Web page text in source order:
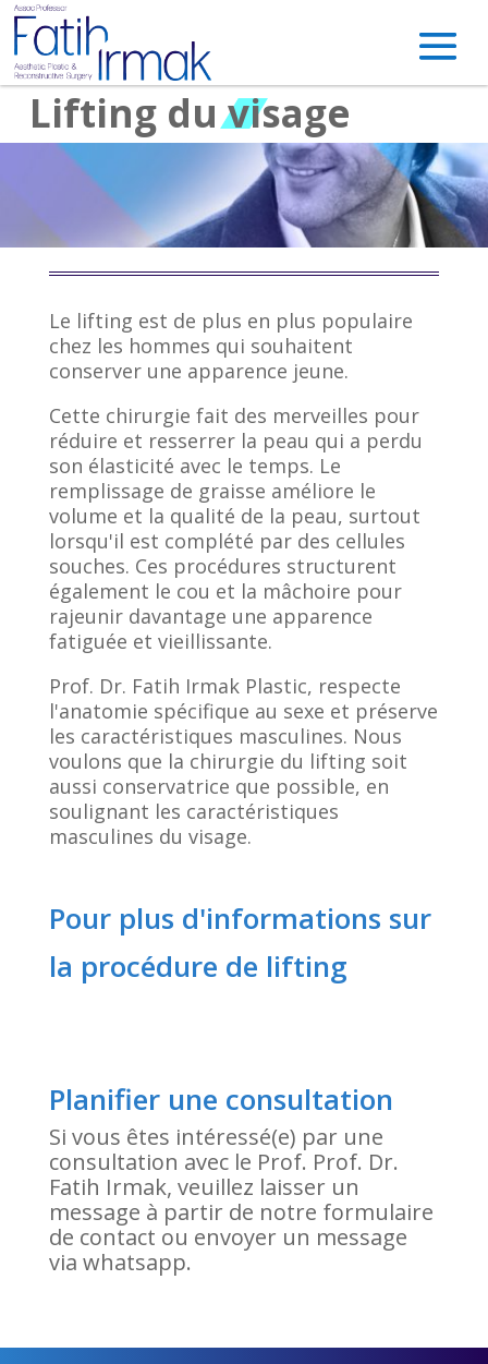
Lifting du visage
Le lifting est de plus en plus populaire
chez les hommes qui souhaitent
conserver une apparence jeune.
Cette chirurgie fait des merveilles pour
réduire et resserrer la peau qui a perdu
son élasticité avec le temps. Le
remplissage de graisse améliore le
volume et la qualité de la peau, surtout
lorsqu'il est complété par des cellules
souches. Ces procédures structurent
également le cou et la mâchoire pour
rajeunir davantage une apparence
fatiguée et vieillissante.
Prof. Dr. Fatih Irmak Plastic, respecte
l'anatomie spécifique au sexe et préserve
les caractéristiques masculines. Nous
voulons que la chirurgie du lifting soit
aussi conservatrice que possible, en
soulignant les caractéristiques
masculines du visage.
Pour plus d'informations sur
la procédure de lifting
Planifier une consultation
Si vous êtes intéressé(e) par une
consultation avec le Prof. Prof. Dr.
Fatih Irmak, veuillez laisser un
message à partir de notre formulaire
de contact ou envoyer un message
via whatsapp.